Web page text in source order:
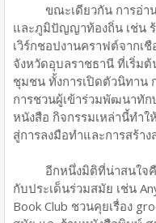
ขณะเดียวกัน การอ่านยั
และภูมิปัญญาท้องถิ่น เช่น
เวิร์กชอปงานคราฟต์จากเ
จังหวัดอุบลราชธานี ที่เริ่มต้
ชุมชน ทั้งการเปิดตัวนิทาน ก
การชวนผู้เข้าร่วมพัฒนาทัก
หนังสือ กิจกรรมเหล่านี้ทำ
สู่การลงมือทำและการสร้า
อีกหนึ่งมิติที่น่าสนใจคือ
กับประเด็นร่วมสมัย เช่น
Book Club ชวนคุยเรื่อง